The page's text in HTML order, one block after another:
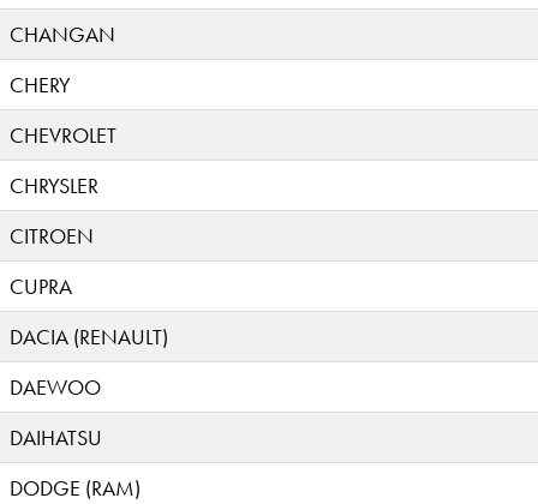
CHANGAN
CHERY
CHEVROLET
CHRYSLER
CITROEN
CUPRA
DACIA (RENAULT)
DAEWOO
DAIHATSU
DODGE (RAM)